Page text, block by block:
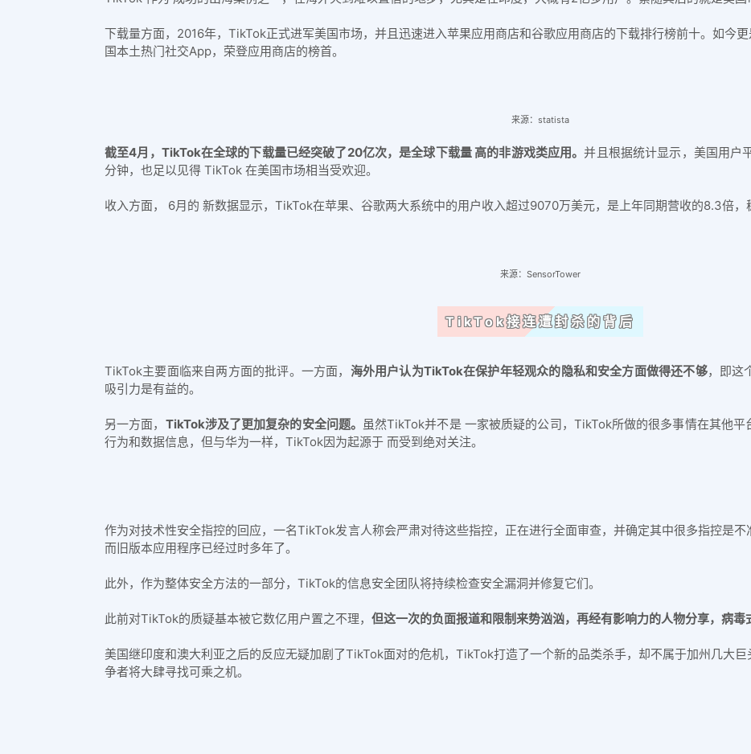
下载量方面，2016年，TikTok正式进军美国市场，并且迅速进入苹果应用商店和谷歌应用商店的下载排行榜前十。如今
国本土热门社交App，荣登应用商店的榜首。
来源：statista
截至4月，TikTok在全球的下载量已经突破了20亿次，是全球下载量 高的非游戏类应用。并且根据统计显示，美国用户
分钟，也足以见得 TikTok 在美国市场相当受欢迎。
收入方面， 6月的 新数据显示，TikTok在苹果、谷歌两大系统中的用户收入超过9070万美元，是上年同期营收的8.3倍，
来源：SensorTower
TikTok接连遭封杀的背后
TikTok主要面临来自两方面的批评。一方面， 海外用户认为TikTok在保护年轻观众的隐私和安全方面做得还不够，即这
吸引力是有益的。
另一方面， TikTok涉及了更加复杂的安全问题。 虽然TikTok并不是 一家被质疑的公司，TikTok所做的很多事情在其他平
行为和数据信息，但与华为一样，TikTok因为起源于 而受到绝对关注。
作为对技术性安全指控的回应，一名TikTok发言人称会严肃对待这些指控，正在进行全面审查，并确定其中很多指控是不
而旧版本应用程序已经过时多年了。
此外，作为整体安全方法的一部分，TikTok的信息安全团队将持续检查安全漏洞并修复它们。
此前对TikTok的质疑基本被它数亿用户置之不理， 但这一次的负面报道和限制来势汹汹，再经有影响力的人物分享，病毒
美国继印度和澳大利亚之后的反应无疑加剧了TikTok面对的危机，TikTok打造了一个新的品类杀手，却不属于加州几大
争者将大肆寻找可乘之机。